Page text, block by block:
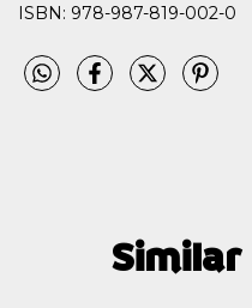
ISBN: 978-987-819-002-0